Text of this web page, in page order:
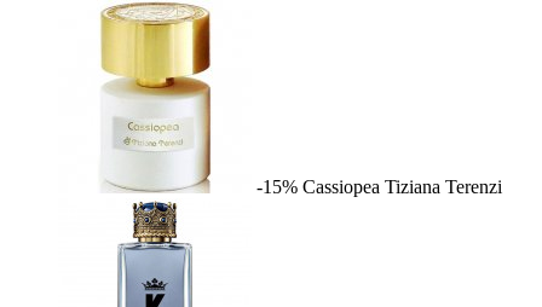
-15% Cassiopea Tiziana Terenzi